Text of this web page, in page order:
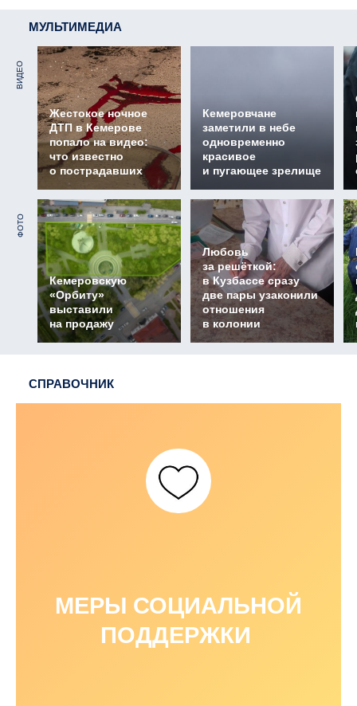
МУЛЬТИМЕДИА
ВИДЕО
Жестокое ночное
ДТП в Кемерове
попало на видео:
что известно
о пострадавших
Кемеровчане
заметили в небе
одновременно
красивое
и пугающее зрелище
ФОТО
Кемеровскую
«Орбиту»
выставили
на продажу
Любовь
за решёткой:
в Кузбассе сразу
две пары узаконили
отношения
в колонии
СПРАВОЧНИК
МЕРЫ СОЦИАЛЬНОЙ
ПОДДЕРЖКИ